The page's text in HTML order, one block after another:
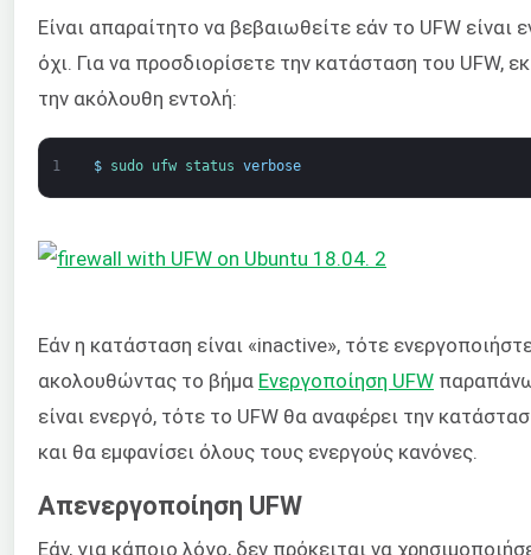
Είναι απαραίτητο να βεβαιωθείτε εάν το UFW είναι
όχι. Για να προσδιορίσετε την κατάσταση του UFW,
την ακόλουθη εντολή:
1 $ sudo ufw status verbose
Εάν η κατάσταση είναι «inactive», τότε
ακολουθώντας το βήμα Ενεργοποίηση UFW
είναι ενεργό, τότε το UFW θα αναφέρει την
και θα εμφανίσει όλους τους ενεργούς κανόνες.
Απενεργοποίηση UFW
Εάν, για κάποιο λόγο, δεν πρόκειται να